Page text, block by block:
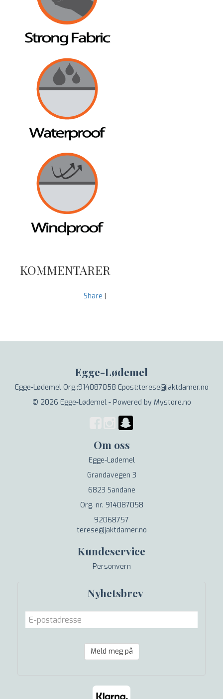
KOMMENTARER
Share
Egge-Lødemel
Egge-Lødemel Org.:914087058 Epost:terese@jaktdamer.no
© 2026 Egge-Lødemel - Powered by Mystore.no
Om oss
Egge-Lødemel
Grandavegen 3
6823 Sandane
Org. nr. 914087058
92068757
terese@jaktdamer.no
Kundeservice
Personvern
Nyhetsbrev
Meld meg på